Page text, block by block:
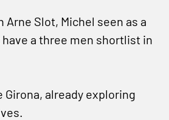
Arne Slot, Michel seen as a
a three men shortlist in
Girona, already exploring